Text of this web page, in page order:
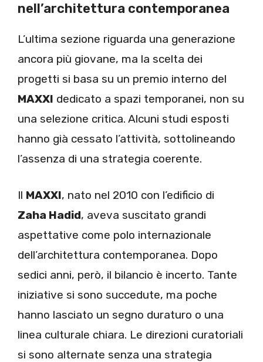
nell’architettura contemporanea
L’ultima sezione riguarda una generazione
ancora più giovane, ma la scelta dei
progetti si basa su un premio interno del
MAXXI dedicato a spazi temporanei, non su
una selezione critica. Alcuni studi esposti
hanno già cessato l’attività, sottolineando
l’assenza di una strategia coerente.
Il MAXXI, nato nel 2010 con l’edificio di
Zaha Hadid, aveva suscitato grandi
aspettative come polo internazionale
dell’architettura contemporanea. Dopo
sedici anni, però, il bilancio è incerto. Tante
iniziative si sono succedute, ma poche
hanno lasciato un segno duraturo o una
linea culturale chiara. Le direzioni curatoriali
si sono alternate senza una strategia